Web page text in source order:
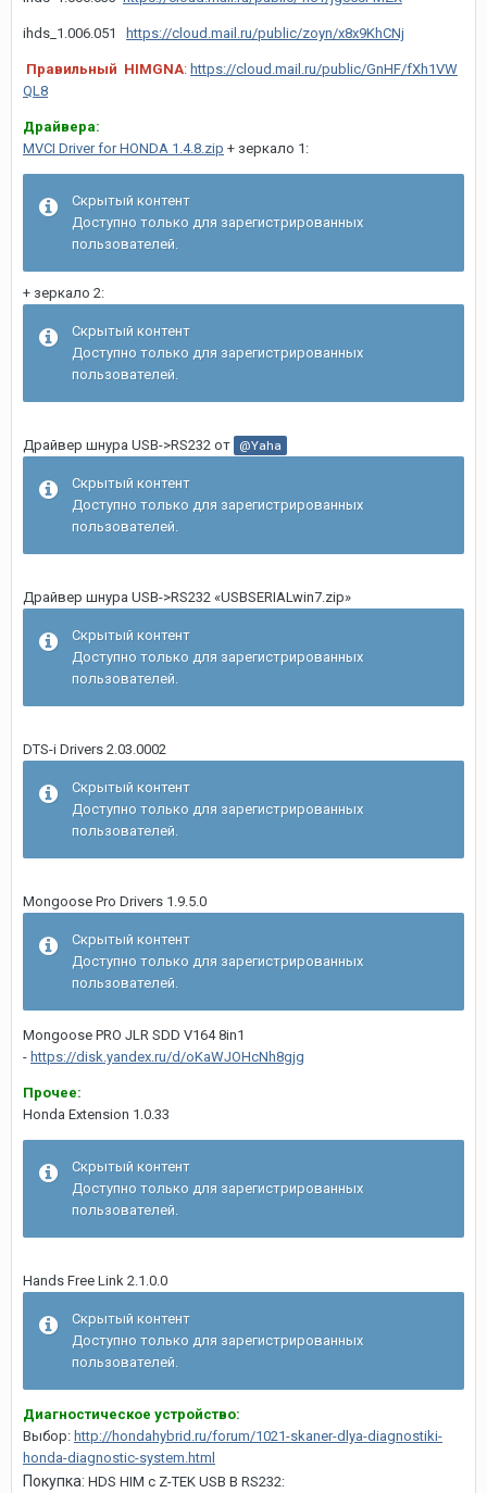
ihds_1.006.051 https://cloud.mail.ru/public/zoyn/x8x9KhCNj
Правильный HIMGNA: https://cloud.mail.ru/public/GnHF/fXh1VW
QL8
Драйвера:
MVCI Driver for HONDA 1.4.8.zip + зеркало 1:
Скрытый контент
Доступно только для зарегистрированных
пользователей.
+ зеркало 2:
Скрытый контент
Доступно только для зарегистрированных
пользователей.
Драйвер шнура USB->RS232 от @Yaha
Скрытый контент
Доступно только для зарегистрированных
пользователей.
Драйвер шнура USB->RS232 «USBSERIALwin7.zip»
Скрытый контент
Доступно только для зарегистрированных
пользователей.
DTS-i Drivers 2.03.0002
Скрытый контент
Доступно только для зарегистрированных
пользователей.
Mongoose Pro Drivers 1.9.5.0
Скрытый контент
Доступно только для зарегистрированных
пользователей.
Mongoose PRO JLR SDD V164 8in1
- https://disk.yandex.ru/d/oKaWJOHcNh8gjg
Прочее:
Honda Extension 1.0.33
Скрытый контент
Доступно только для зарегистрированных
пользователей.
Hands Free Link 2.1.0.0
Скрытый контент
Доступно только для зарегистрированных
пользователей.
Диагностическое устройство:
Выбор: http://hondahybrid.ru/forum/1021-skaner-dlya-diagnostiki-
honda-diagnostic-system.html
Покупка: HDS HIM с Z-TEK USB В RS232: